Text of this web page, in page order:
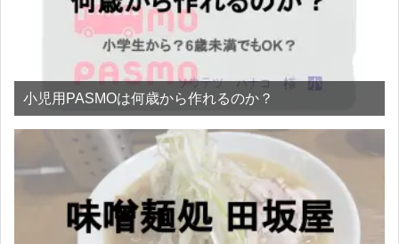
小児用PASMOは何歳から作れるのか？